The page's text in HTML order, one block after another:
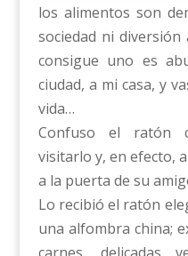
los alimentos son
sociedad ni
consigue uno es
ciudad, a mi casa, y
vida…
Confuso el ratón
visitarlo y, en efecto,
a la puerta de su
Lo recibió el ratón
una alfombra china;